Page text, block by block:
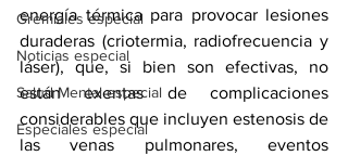
Gremiales especial
Noticias especial
Salud Mental especial
Especiales especial
energía térmica para provocar lesiones
duraderas (criotermia, radiofrecuencia y
láser), que, si bien son efectivas, no
están exentas de complicaciones
considerables que incluyen estenosis de
las venas pulmonares, eventos